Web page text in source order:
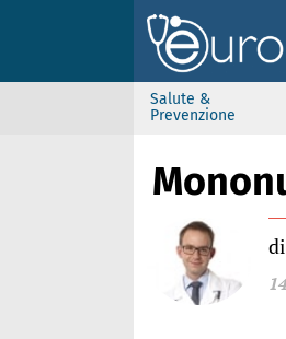
Salute &
Prevenzione
di